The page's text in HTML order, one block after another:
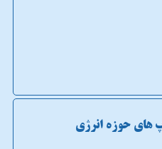
های حوزه انرژی